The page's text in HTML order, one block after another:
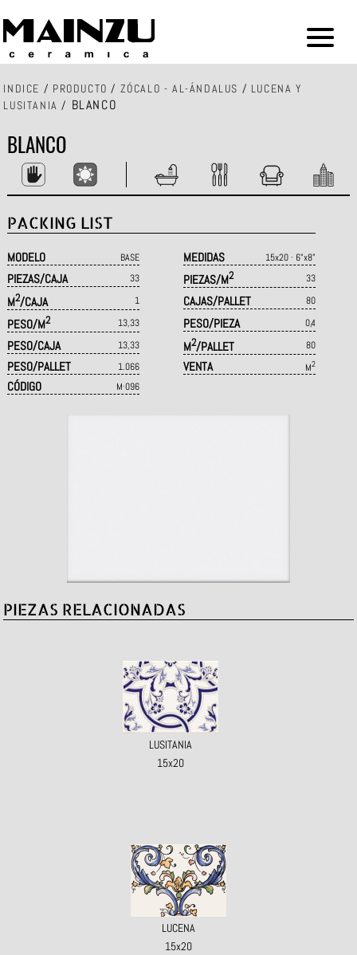
INDICE / PRODUCTO / ZÓCALO - AL-ÁNDALUS / LUCENA Y
LUSITANIA / BLANCO
BLANCO
PACKING LIST
MODELO BASE MEDIDAS 15x20 · 6"x8"
PIEZAS/CAJA 33 PIEZAS/M2 33
M2/CAJA 1 CAJAS/PALLET 80
PESO/M2 13,33 PESO/PIEZA 0,4
PESO/CAJA 13,33 M2/PALLET 80
PESO/PALLET 1.066 VENTA M2
CÓDIGO M·096
PIEZAS RELACIONADAS
LUSITANIA
15x20
LUCENA
15x20